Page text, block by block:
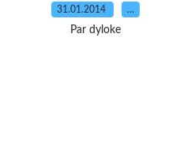
31.01.2014 …
Par dyloke